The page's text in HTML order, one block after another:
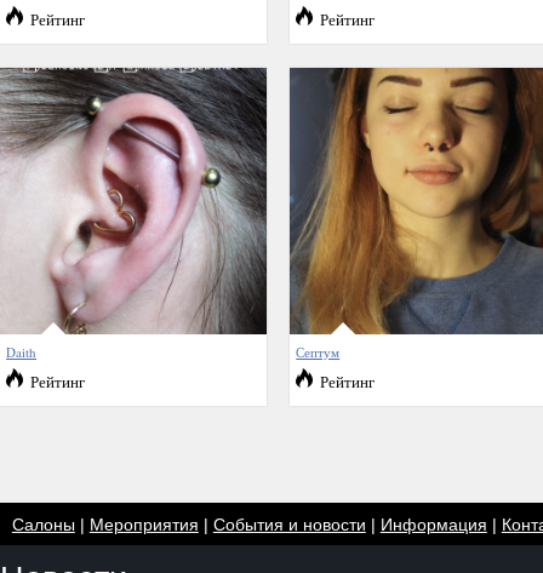
Рейтинг Рейтинг
Daith
Рейтинг
Септум
Рейтинг
Салоны| Мероприятия | События и новости | Информация |